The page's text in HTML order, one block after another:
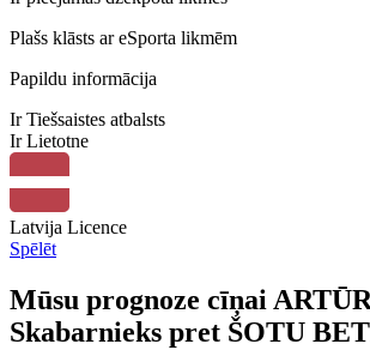
Plašs klāsts ar eSporta likmēm
Papildu informācija
IrTiešsaistes atbalsts
IrLietotne
Latvija Licence
Spēlēt
Mūsu prognoze cīņai
Skabarnieks pret ŠOTU